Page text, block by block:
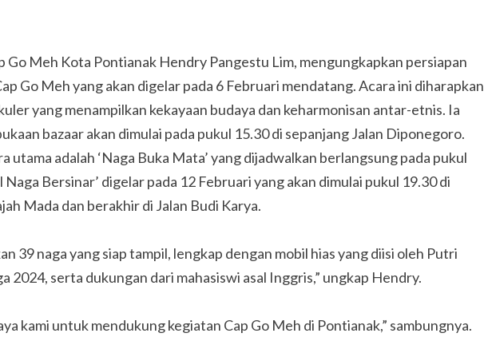
Go Meh Kota Pontianak Hendry Pangestu Lim, mengungkapkan persiapan
Go Meh yang akan digelar pada 6 Februari mendatang. Acara ini diharapkan
yang menampilkan kekayaan budaya dan keharmonisan antar-etnis. Ia
bazaar akan dimulai pada pukul 15.30 di sepanjang Jalan Diponegoro.
utama adalah ‘Naga Buka Mata’ yang dijadwalkan berlangsung pada pukul
Naga Bersinar’ digelar pada 12 Februari yang akan dimulai pukul 19.30 di
Mada dan berakhir di Jalan Budi Karya.
39 naga yang siap tampil, lengkap dengan mobil hias yang diisi oleh Putri
2024, serta dukungan dari mahasiswi asal Inggris,” ungkap Hendry.
kami untuk mendukung kegiatan Cap Go Meh di Pontianak,” sambungnya.